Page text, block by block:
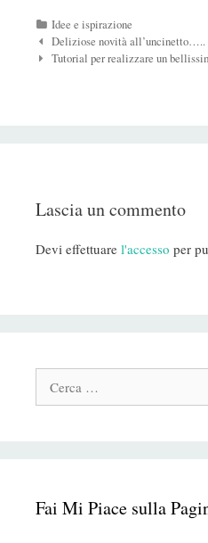
Categorie
Idee e ispirazione
Navigazione
Post
Deliziose novità all’uncinetto…..
Tutorial per realizzare un
Lascia un commento
Devi effettuare l'accesso per
Fai Mi Piace sulla